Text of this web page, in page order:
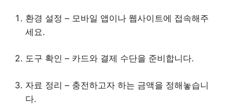
환경 설정 – 모바일 앱이나 웹사이트에 접속해주
세요.
도구 확인 – 카드와 결제 수단을 준비합니다.
자료 정리 – 충전하고자 하는 금액을 정해놓습니
다.